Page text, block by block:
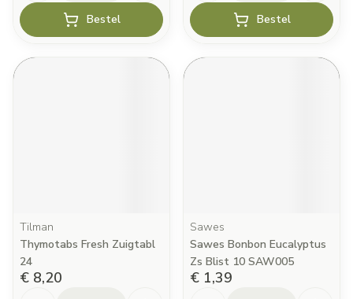
Bestel Bestel
Tilman
Thymotabs Fresh Zuigtabl
24
€ 8,20
Sawes
Sawes Bonbon Eucalyptus
Zs Blist 10 SAW005
€ 1,39